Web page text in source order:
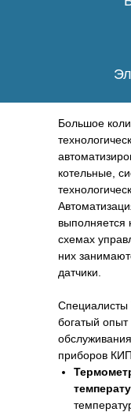
Большое
котельные,
выполняется
схемах
них
датчики.
богатый опыт
приборов